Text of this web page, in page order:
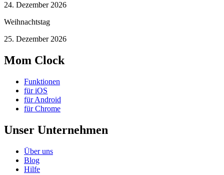
24. Dezember 2026
Weihnachtstag
25. Dezember 2026
Mom Clock
Funktionen
für iOS
für Android
für Chrome
Unser Unternehmen
Über uns
Blog
Hilfe